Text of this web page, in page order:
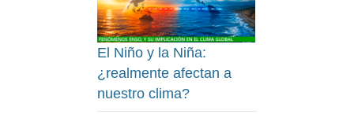
El Niño y la Niña:
¿realmente afectan a
nuestro clima?